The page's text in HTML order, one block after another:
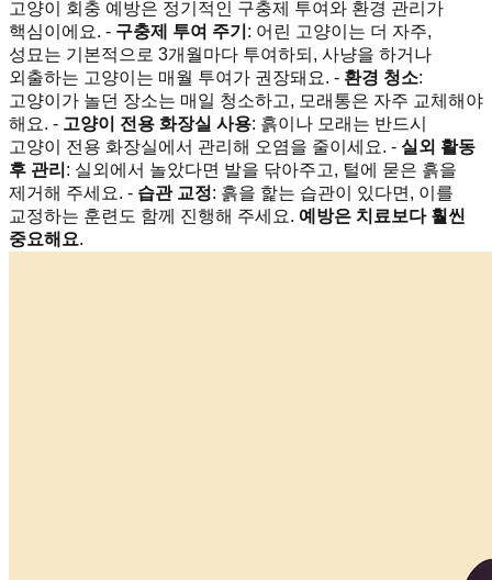
고양이 회충 예방은 정기적인 구충제 투여와 환경 관리가
핵심이에요. - 구충제 투여 주기 : 어린 고양이는 더 자주,
성묘는 기본적으로 3개월마다 투여하되, 사냥을 하거나
외출하는 고양이는 매월 투여가 권장돼요. - 환경 청소:
고양이가 놀던 장소는 매일 청소하고, 모래통은 자주 교체해야
해요. - 고양이 전용 화장실 사용: 흙이나 모래는 반드시
고양이 전용 화장실에서 관리해 오염을 줄이세요. - 실외 활동
후 관리 : 실외에서 놀았다면 발을 닦아주고, 털에 묻은 흙을
제거해 주세요. - 습관 교정: 흙을 핥는 습관이 있다면, 이를
교정하는 훈련도 함께 진행해 주세요. 예방은 치료보다 훨씬
중요해요.